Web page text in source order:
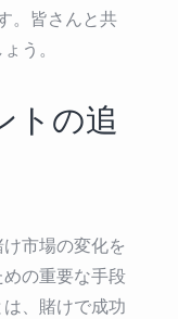
。皆さんと共
う。
トの追
市場の変化を
の重要な手段
、賭けで成功